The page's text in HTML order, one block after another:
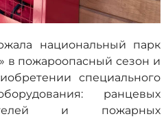
национальный парк
в пожароопасный сезон и
специального
ранцевых
и пожарных